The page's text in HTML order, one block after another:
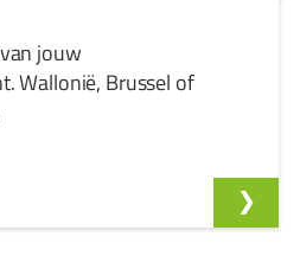
jouw
Wallonië, Brussel of